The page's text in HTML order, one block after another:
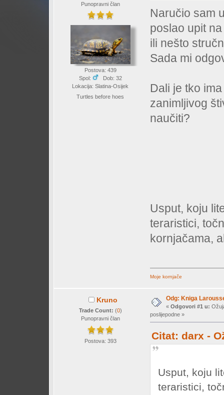
Punopravni član
Postova: 439
Spol:
Dob: 32
Lokacija: Slatina-Osijek
Turtles before hoes
Naručio sam
poslao upit
ili nešto
Sada mi
Dali je tko
zanimljivog
naučiti?
Usput, koju
teraristici,
kornjačama,
Moje kornjače
Kruno
Trade Count: (0)
Punopravni član
Postova: 393
Odg: Kniga
« Odgovori #1 u:
poslijepodne »
Citat: darx -
Usput, koju
teraristici,